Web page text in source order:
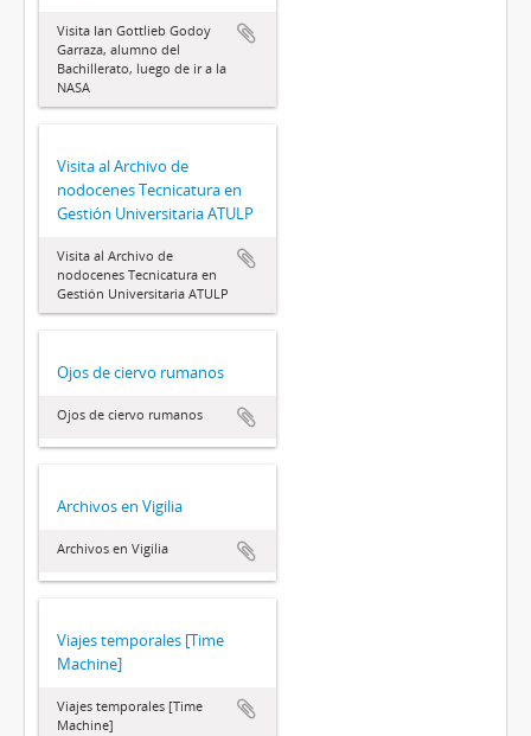
Visita Ian Gottlieb Godoy
Garraza, alumno del
Bachillerato, luego de ir a la
NASA
Visita al Archivo de
nodocenes Tecnicatura en
Gestión Universitaria ATULP
Visita al Archivo de
nodocenes Tecnicatura en
Gestión Universitaria ATULP
Ojos de ciervo rumanos
Ojos de ciervo rumanos
Archivos en Vigilia
Archivos en Vigilia
Viajes temporales [Time
Machine]
Viajes temporales [Time
Machine]